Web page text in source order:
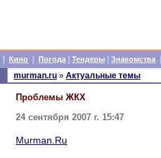
Кино Погода Тендеры Знакомства
murman.ru » Актуальные темы
Проблемы ЖКХ
24 сентября 2007 г. 15:47
Murman.Ru